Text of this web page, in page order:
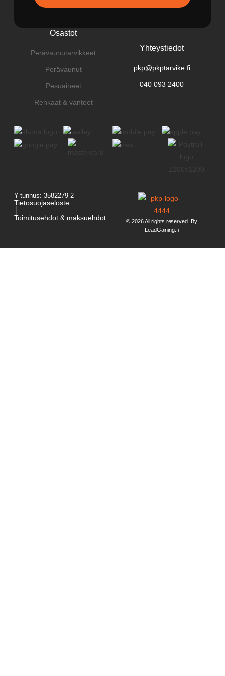
Osastot
Perävaunutarvikkeet
Perävaunut
Pesuaineet
Renkaat & vanteet
Yhteystiedot
pkp@pkptarvike.fi
040 093 2400
© 2026 All rights reserved. By
LeadGaining.fi
Y-tunnus: 3582279-2
Tietosuojaseloste
Toimitusehdot & maksuehdot